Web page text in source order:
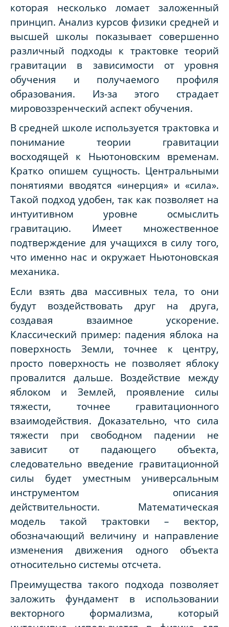
которая несколько ломает заложенный
принцип. Анализ курсов физики средней и
высшей школы показывает совершенно
различный подходы к трактовке теорий
гравитации в зависимости от уровня
обучения и получаемого профиля
образования. Из-за этого страдает
мировоззренческий аспект обучения.
В средней школе используется трактовка и
понимание теории гравитации
восходящей к Ньютоновским временам.
Кратко опишем сущность. Центральными
понятиями вводятся «инерция» и «сила».
Такой подход удобен, так как позволяет на
интуитивном уровне осмыслить
гравитацию. Имеет множественное
подтверждение для учащихся в силу того,
что именно нас и окружает Ньютоновская
механика.
Если взять два массивных тела, то они
будут воздействовать друг на друга,
создавая взаимное ускорение.
Классический пример: падения яблока на
поверхность Земли, точнее к центру,
просто поверхность не позволяет яблоку
провалится дальше. Воздействие между
яблоком и Землей, проявление силы
тяжести, точнее гравитационного
взаимодействия. Доказательно, что сила
тяжести при свободном падении не
зависит от падающего объекта,
следовательно введение гравитационной
силы будет уместным универсальным
инструментом описания
действительности. Математическая
модель такой трактовки – вектор,
обозначающий величину и направление
изменения движения одного объекта
относительно системы отсчета.
Преимущества такого подхода позволяет
заложить фундамент в использовании
векторного формализма, который